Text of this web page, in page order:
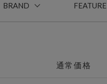
BRAND FEATURE
通常価格